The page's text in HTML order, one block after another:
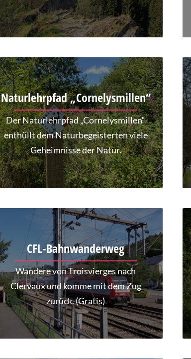
Naturlehrpfad „Cornelysmillen“
Der Naturlehrpfad „Cornelysmillen“
enthüllt dem Naturbegeisterten viele
Geheimnisse der Natur.
CFL-Bahnwanderweg
Wandere von Troisvierges nach
Clervaux und komme mit dem Zug
zurück. (Gratis)